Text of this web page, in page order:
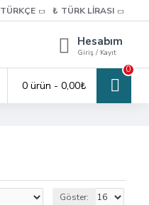
TÜRKÇE ₺ TÜRK LIRASI
Hesabım
Giriş / Kayıt
0 ürün - 0,00₺
0
Göster: